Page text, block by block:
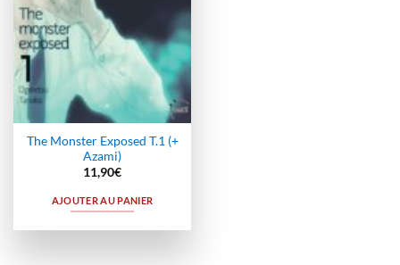
The Monster Exposed T.1 (+
Azami)
11,90€
AJOUTER AU PANIER